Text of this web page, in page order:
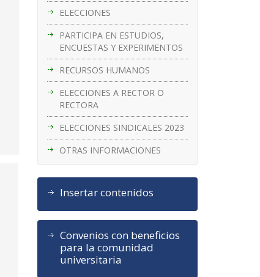
ELECCIONES
PARTICIPA EN ESTUDIOS,
ENCUESTAS Y EXPERIMENTOS
RECURSOS HUMANOS
ELECCIONES A RECTOR O
RECTORA
ELECCIONES SINDICALES 2023
OTRAS INFORMACIONES
Insertar contenidos
Convenios con beneficios
para la comunidad
universitaria